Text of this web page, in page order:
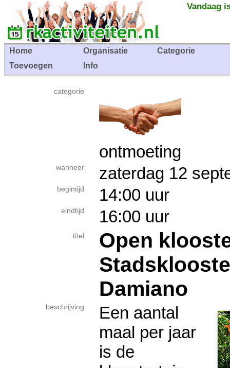
Vandaag
Home Organisatie
Categorie
Toevoegen
Info
categorie
ontmoeting
wanneer zaterdag 12
begintijd 14:00 uur
eindtijd 16:00 uur
titel
Open
Damiano
beschrijving
Een aantal
maal per jaar
is de